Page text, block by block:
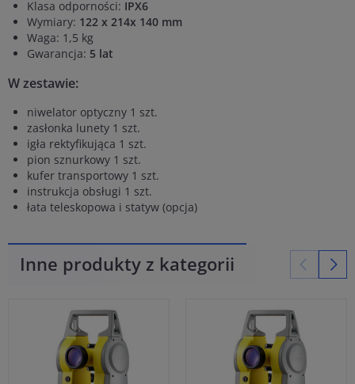
Klasa odporności: IPX6
Wymiary: 122 x 214x 140 mm
Waga: 1,5 kg
Gwarancja: 5 lat
W zestawie:
niwelator optyczny 1 szt.
zasłonka lunety 1 szt.
igła rektyfikująca 1 szt.
pion sznurkowy 1 szt.
kufer transportowy 1 szt.
instrukcja obsługi 1 szt.
łata teleskopowa i statyw (opcja)
Inne produkty z kategorii